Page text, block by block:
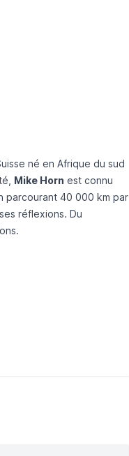
né en Afrique du sud
Mike Horn est connu
parcourant 40 000 km par
réflexions. Du